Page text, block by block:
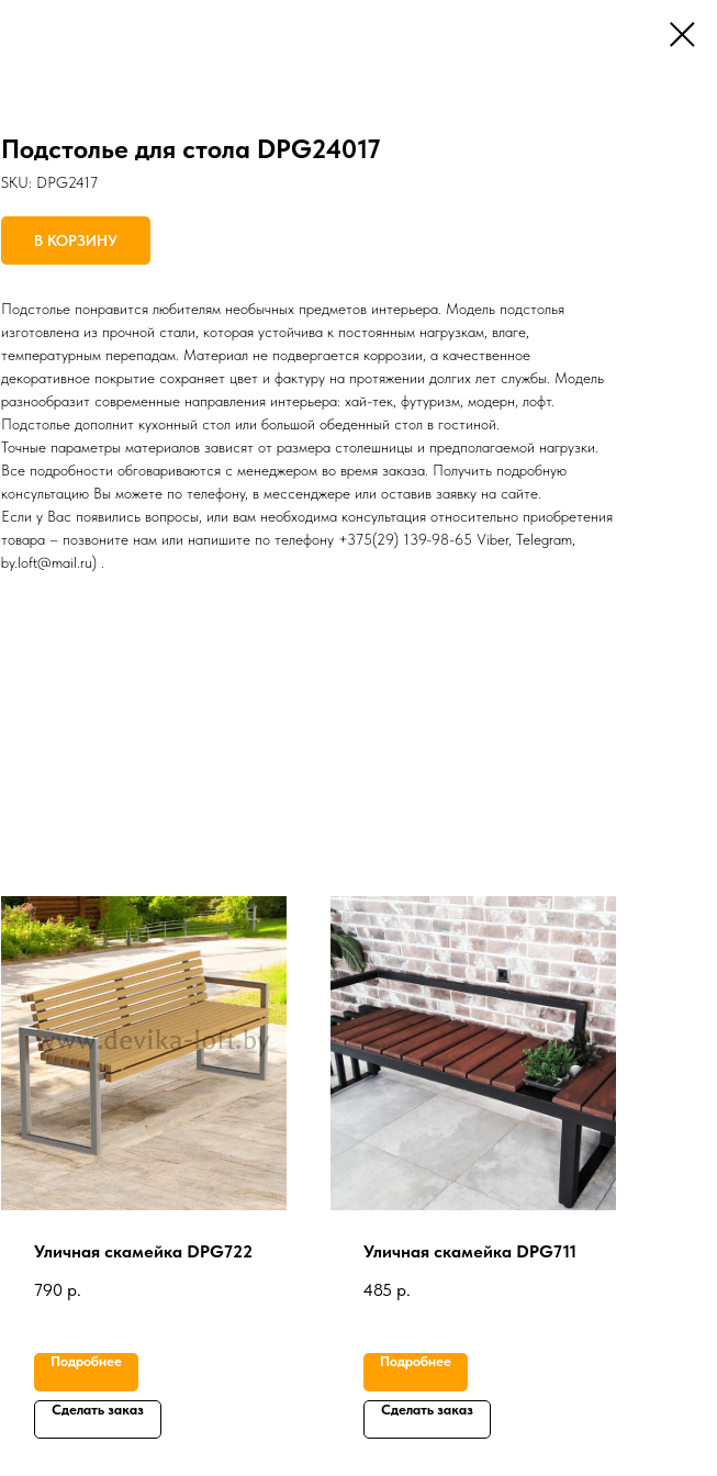
Подстолье для стола DPG24017
SKU: DPG2417
В КОРЗИНУ
Подстолье понравится любителям необычных предметов интерьера. Модель подстолья
изготовлена из прочной стали, которая устойчива к постоянным нагрузкам, влаге,
температурным перепадам. Материал не подвергается коррозии, а качественное
декоративное покрытие сохраняет цвет и фактуру на протяжении долгих лет службы. Модель
разнообразит современные направления интерьера: хай-тек, футуризм, модерн, лофт.
Подстолье дополнит кухонный стол или большой обеденный стол в гостиной.
Точные параметры материалов зависят от размера столешницы и предполагаемой нагрузки.
Все подробности обговариваются с менеджером во время заказа. Получить подробную
консультацию Вы можете по телефону, в мессенджере или оставив заявку на сайте.
Если у Вас появились вопросы, или вам необходима консультация относительно приобретения
товара – позвоните нам или напишите по телефону +375(29) 139-98-65 Viber, Telegram,
by.loft@mail.ru) .
Уличная скамейка DPG722
790 р.
Подробнее
Сделать заказ
Уличная скамейка DPG711
485 р.
Подробнее
Сделать заказ